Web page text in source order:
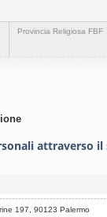
Provincia Religiosa FBF
attraverso il
197, 90123 Palermo